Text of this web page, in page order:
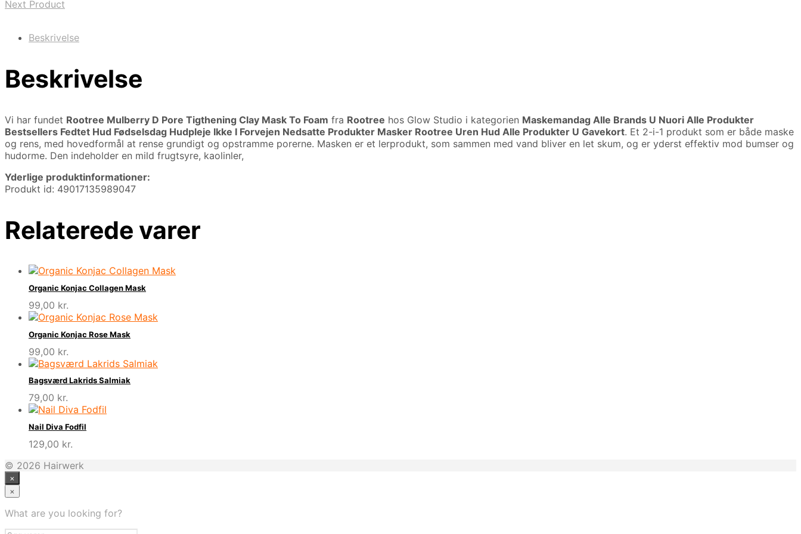
Next Product
Beskrivelse
Beskrivelse
Vi har fundet Rootree Mulberry D Pore Tigthening Clay Mask To Foam fra Rootree hos Glow Studio i kategorien Maskemandag Alle Brands U Nuori Alle Produkter
Bestsellers Fedtet Hud Fødselsdag Hudpleje Ikke I Forvejen Nedsatte Produkter Masker Rootree Uren Hud Alle Produkter U Gavekort. Et 2-i-1 produkt som er både maske
og rens, med hovedformål at rense grundigt og opstramme porerne. Masken er et lerprodukt, som sammen med vand bliver en let skum, og er yderst effektiv mod bumser og
hudorme. Den indeholder en mild frugtsyre, kaolinler,
Yderlige produktinformationer:
Produkt id: 49017135989047
Relaterede varer
Organic Konjac Collagen Mask
99,00 kr.
Organic Konjac Rose Mask
99,00 kr.
Bagsværd Lakrids Salmiak
79,00 kr.
Nail Diva Fodfil
129,00 kr.
© 2026 Hairwerk
×
×
What are you looking for?